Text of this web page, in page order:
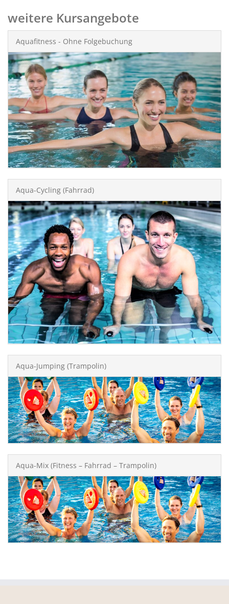
weitere Kursangebote
Aquafitness - Ohne Folgebuchung
Aqua-Cycling (Fahrrad)
Aqua-Jumping (Trampolin)
Aqua-Mix (Fitness – Fahrrad – Trampolin)